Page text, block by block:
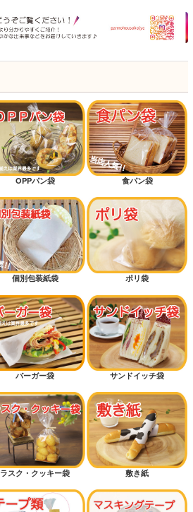
OPPパン袋 食パン袋
個別包装紙袋 ポリ袋
バーガー袋 サンドイッチ袋
ラスク・クッキー袋 敷き紙